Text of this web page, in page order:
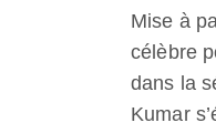
Mise à
célèbre
dans la
Kumar